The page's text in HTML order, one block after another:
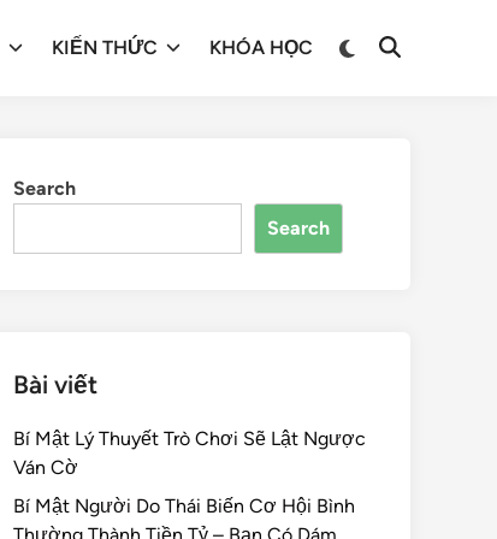
KIẾN THỨC KHÓA HỌC
Search
Search
Bài viết
Bí Mật Lý Thuyết Trò Chơi Sẽ Lật Ngược
Ván Cờ
Bí Mật Người Do Thái Biến Cơ Hội Bình